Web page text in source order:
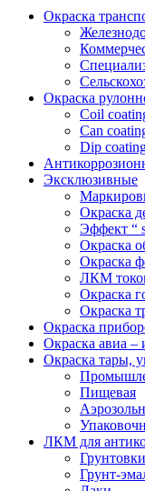
Окраска
Окраска
Coil
Can
Dip
Эксклюзивные
Окраска
Эффект “
Окраска
Окраска
ЛКМ
Окраска
Окраска
Окраска
Окраска авиа –
Окраска тары,
Пищевая
ЛКМ для
Грунтовки
Грунт-